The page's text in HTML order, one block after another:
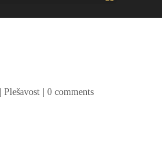
Plešavost| 0 comments